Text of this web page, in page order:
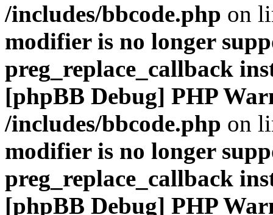
/includes/bbcode.php on
modifier is no longer
preg_replace_callback
[phpBB Debug] PHP
/includes/bbcode.php on
modifier is no longer
preg_replace_callback
[phpBB Debug] PHP